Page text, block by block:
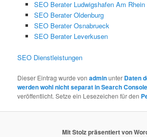
SEO Berater Ludwigshafen Am Rhein
SEO Berater Oldenburg
SEO Berater Osnabrueck
SEO Berater Leverkusen
SEO Dienstleistungen
Dieser Eintrag wurde vonadminunter Daten
werden wohl nicht separat in Search
veröffentlicht. Setze ein Lesezeichen für den
Mit Stolz präsentiert von